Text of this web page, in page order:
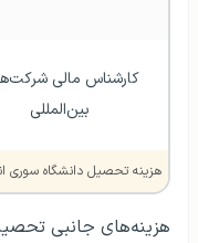
بین‌المللی
هزینه تحصیل دانشگاه سوری
هزینه‌های جانبی